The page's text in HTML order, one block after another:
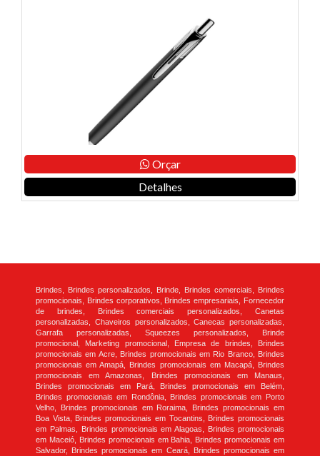
Orçar
Detalhes
Brindes, Brindes personalizados, Brinde, Brindes comerciais, Brindes
promocionais, Brindes corporativos, Brindes empresariais, Fornecedor
de brindes, Brindes comerciais personalizados, Canetas
personalizadas, Chaveiros personalizados, Canecas personalizadas,
Garrafa personalizadas, Squeezes personalizados, Brinde
promocional, Marketing promocional, Empresa de brindes, Brindes
promocionais em Acre, Brindes promocionais em Rio Branco, Brindes
promocionais em Amapá, Brindes promocionais em Macapá, Brindes
promocionais em Amazonas, Brindes promocionais em Manaus,
Brindes promocionais em Pará, Brindes promocionais em Belém,
Brindes promocionais em Rondônia, Brindes promocionais em Porto
Velho, Brindes promocionais em Roraima, Brindes promocionais em
Boa Vista, Brindes promocionais em Tocantins, Brindes promocionais
em Palmas, Brindes promocionais em Alagoas, Brindes promocionais
em Maceió, Brindes promocionais em Bahia, Brindes promocionais em
Salvador, Brindes promocionais em Ceará, Brindes promocionais em